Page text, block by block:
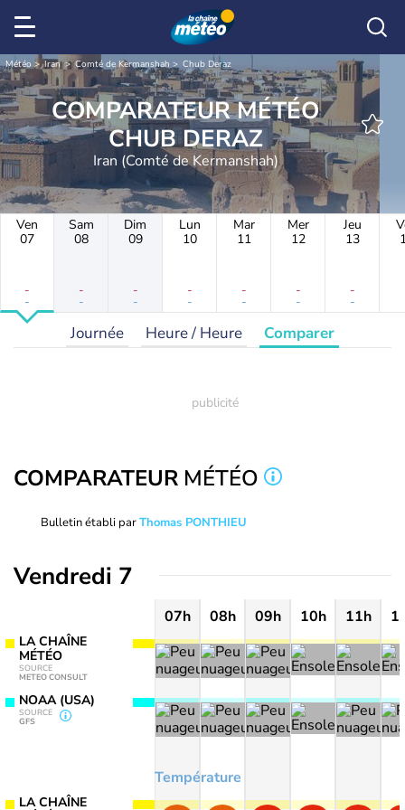
Météo Iran Comté de Kermanshah Chub Deraz
COMPARATEUR MÉTÉO
CHUB DERAZ
Iran (Comté de Kermanshah)
Ven
07
-
-
Sam
08
-
-
Dim
09
-
-
Lun
10
-
-
Mar
11
-
-
Mer
12
-
-
Jeu
13
-
-
Journée Heure / Heure Comparer
COMPARATEUR MÉTÉO
Bulletin établi parThomas PONTHIEU
Vendredi 7
LA CHAÎNE
MÉTÉO
SOURCE
METEO CONSULT
NOAA (USA)
SOURCE
GFS
LA CHAÎNE
07h 08h 09h 10h 11h
Température